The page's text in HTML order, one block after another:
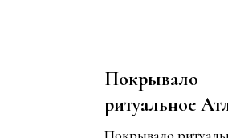
Покрывало
ритуальное
стеганное
Покрывало